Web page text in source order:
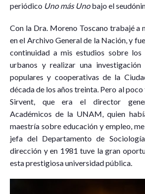
periódico Uno más Unobajo el
Con la Dra. Moreno Toscano trabajé a
en el Archivo General de la Nación, y
continuidad a mis estudios sobre los
urbanos y realizar una
populares y cooperativas de la
década de los años treinta. Pero al
Sirvent, que era el director
Académicos de la UNAM, quien
maestría sobre educación y empleo,
jefa del Departamento de
dirección y en 1981 tuve la gran
esta prestigiosa universidad pública.